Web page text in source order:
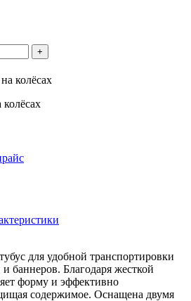
+
для удобной транспортировки
баннеров. Благодаря жесткой
форму и эффективно
содержимое. Оснащена двумя